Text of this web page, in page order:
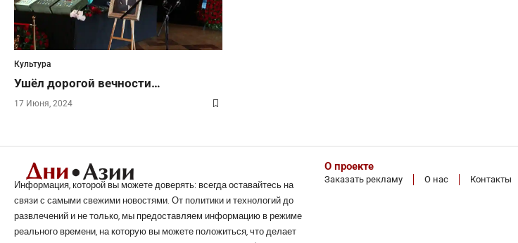
Культура
Ушёл дорогой вечности…
17 Июня, 2024
Информация, которой вы можете доверять: всегда оставайтесь на
связи с самыми свежими новостями. От политики и технологий до
развлечений и не только, мы предоставляем информацию в режиме
реального времени, на которую вы можете положиться, что делает
О проекте
Заказать рекламу О нас Контакты